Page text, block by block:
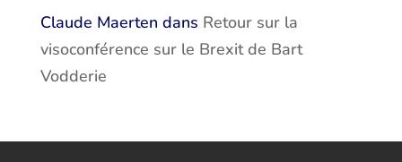
Claude Maerten dans Retour sur la
visoconférence sur le Brexit de Bart
Vodderie